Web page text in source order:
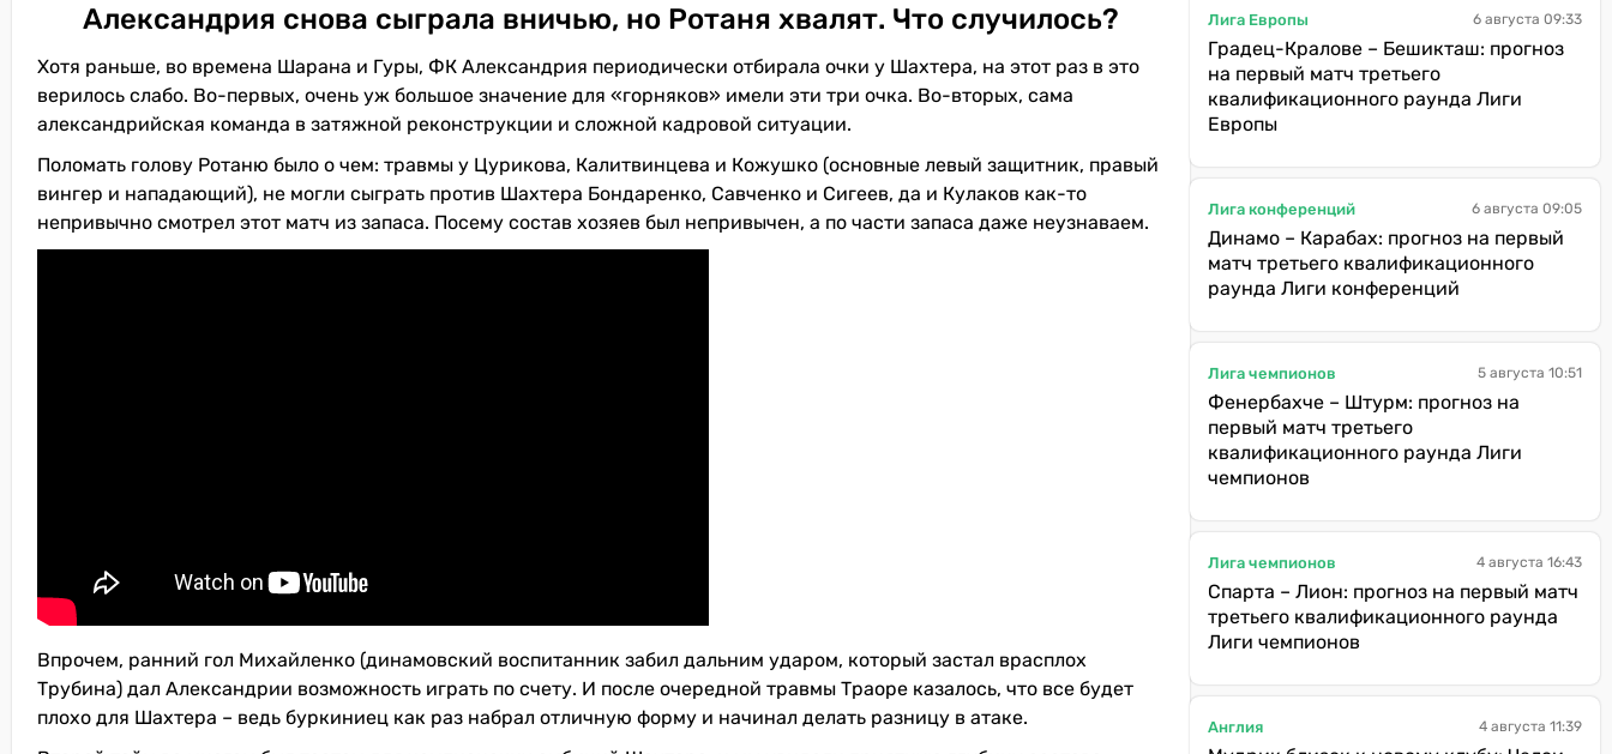
Александрия снова сыграла вничью, но Ротаня хвалят. Что случилось?
Хотя раньше, во времена Шарана и Гуры, ФК Александрия периодически отбирала очки у Шахтера, на этот раз в это
верилось слабо. Во-первых, очень уж большое значение для «горняков» имели эти три очка. Во-вторых, сама
александрийская команда в затяжной реконструкции и сложной кадровой ситуации.
Поломать голову Ротаню было о чем: травмы у Цурикова, Калитвинцева и Кожушко (основные левый защитник, правый
вингер и нападающий), не могли сыграть против Шахтера Бондаренко, Савченко и Сигеев, да и Кулаков как-то
непривычно смотрел этот матч из запаса. Посему состав хозяев был непривычен, а по части запаса даже неузнаваем.
Впрочем, ранний гол Михайленко (динамовский воспитанник забил дальним ударом, который застал врасплох
Трубина) дал Александрии возможность играть по счету. И после очередной травмы Траоре казалось, что все будет
плохо для Шахтера – ведь буркиниец как раз набрал отличную форму и начинал делать разницу в атаке.
Лига Европы 6 августа 09:33
Градец-Кралове – Бешикташ: прогноз
на первый матч третьего
квалификационного раунда Лиги
Европы
Лига конференций 6 августа 09:05
Динамо – Карабах: прогноз на первый
матч третьего квалификационного
раунда Лиги конференций
Лига чемпионов 5 августа 10:51
Фенербахче – Штурм: прогноз на
первый матч третьего
квалификационного раунда Лиги
чемпионов
Лига чемпионов 4 августа 16:43
Спарта – Лион: прогноз на первый матч
третьего квалификационного раунда
Лиги чемпионов
Англия 4 августа 11:39